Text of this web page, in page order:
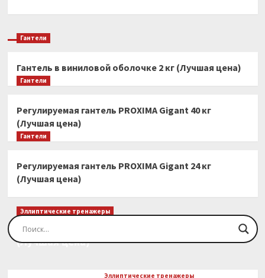
Гантели
Гантель в виниловой оболочке 2 кг (Лучшая цена)
Гантели
Регулируемая гантель PROXIMA Gigant 40 кг
(Лучшая цена)
Гантели
Регулируемая гантель PROXIMA Gigant 24 кг
(Лучшая цена)
Эллиптические тренажеры
Эллиптический тренажер EVO FITNESS Orion
(Лучшая цена)
Эллиптические тренажеры